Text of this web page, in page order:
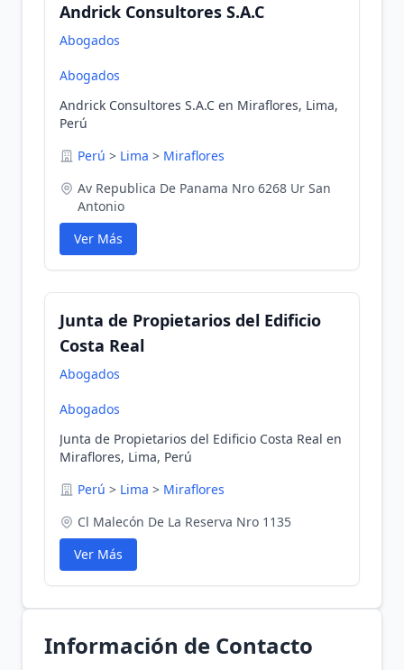
Andrick Consultores S.A.C
Abogados
Abogados
Andrick Consultores S.A.C en Miraflores, Lima,
Perú
Perú > Lima > Miraflores
Av Republica De Panama Nro 6268 Ur San
Antonio
Ver Más
Junta de Propietarios del Edificio
Costa Real
Abogados
Abogados
Junta de Propietarios del Edificio Costa Real en
Miraflores, Lima, Perú
Perú > Lima > Miraflores
Cl Malecón De La Reserva Nro 1135
Ver Más
Información de Contacto